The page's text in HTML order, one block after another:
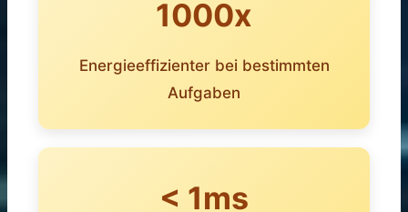
1000x
Energieeffizienter bei bestimmten
Aufgaben
< 1ms